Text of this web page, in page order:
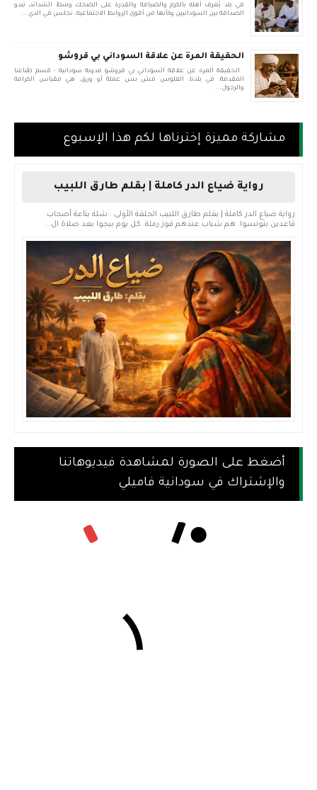
في بلد يُعرف أهله بالكرم والضيافة والقدرة على الضحك وسط الشدائد، تبدو
الصداقة بين السودانيين وكأنها من أقوى الروابط الاجتماعية. نجلس في الدي...
الحقيقة المرة عن علاقة السوداني بي قروشو
الحقيقة المرة عن علاقة السوداني بي قروشو مدونة سودانية - قسم طباعنا
المقدمة: في بلدنا، الفلوس مش بس عملة أو ورق، هي مقياس الكرامة
والرجول...
مشاركة مميزة إخترناها لكم هذا الإسبوع
رواية ضياع الدر كاملة | بقلم طارق اللبيب
رواية ضياع الدر كاملة | بقلم طارق اللبيب الحلقة الأولى : شلة بتاعة أصحاب.
قاعدين بتونسوا. هم شباب عندهم قوز رملة. كل يوم بيجوا بعد صلاة ال...
أضغط على الصورة لمشاهدة فيديوهاتنا
والإشتراك في سودانية فاميلي